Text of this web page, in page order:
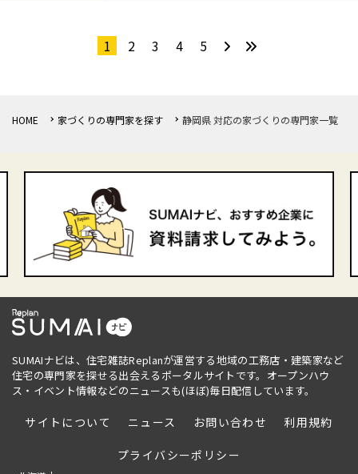
1 2 3 4 5
HOME 家づくりの専門家を探す 静岡県 対応の家づくりの専門家一覧
SUMAIナビは、住宅雑誌Replanが運営する地域の工務店・建築家など
住宅の専門家を探せる出会えるポータルサイトです。オープンハウ
ス・イベント情報などのニュースも(ほぼ)毎日配信しています。
サイトについて ニュース お問い合わせ 利用規約
プライバシーポリシー